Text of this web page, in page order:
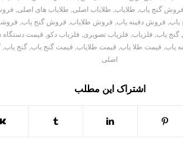
گنج یاب طلایاب طلایاب اصلی طلایاب های اصلی
فروش دفینه یاب فروش طلایاب فروش گنج یاب
گنج یاب فلزیاب فلزیاب تصویری فلزیاب دکو قیمت دستگاه
یاب قیمت طلا یاب قیمت طلایاب قیمت گنج یاب گنج یاب
اصلی
اشتراک این مطلب